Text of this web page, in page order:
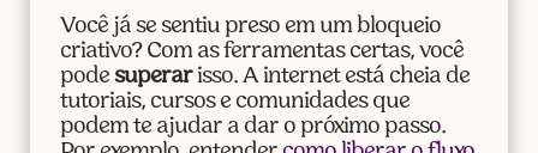
Você já se sentiu preso em um bloqueio
criativo? Com as ferramentas certas, você
pode superarisso. A internet está cheia de
tutoriais, cursos e comunidades que
podem te ajudar a dar o próximo passo.